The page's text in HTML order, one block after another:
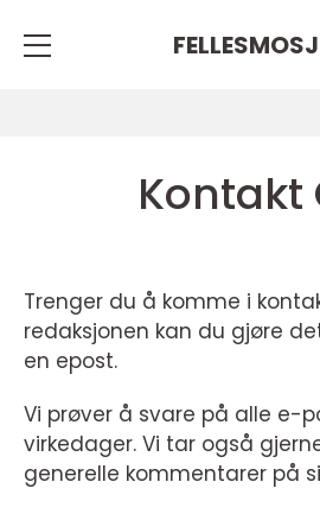
Kontakt
Trenger du å komme i
redaksjonen kan du gjøre
en epost.
Vi prøver å svare på alle e-
virkedager. Vi tar også
generelle kommentarer på